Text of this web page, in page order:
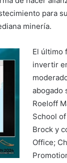
para
minería.
El último
invertir
abogado
Roeloff
School
Brock y
Office;